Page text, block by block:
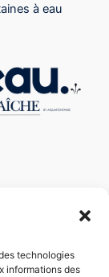
technologies
informations des
à eau